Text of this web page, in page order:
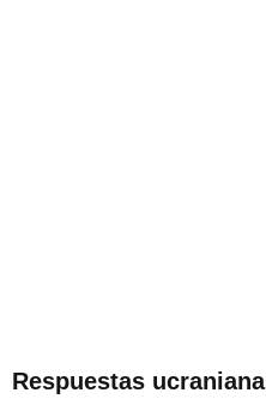
Respuestas ucraniana